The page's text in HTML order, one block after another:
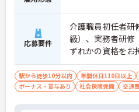
応募要件
介護職員初任者研
級）、実務者研修
ずれかの資格をお
駅から徒歩10分以内 年間休日110日以上
ボーナス・賞与あり
社会保険完備 交通